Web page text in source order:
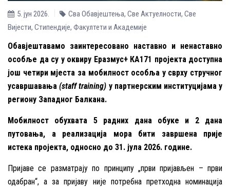
5. јун 2026. Сва Обавјештења, Све Aктуелности, Све
Вијести, Стипендије, Факултети и Академије
Обавјештавамо заинтересовано наставно и ненаставно
особље да су у оквиру Еразмус+ КА171 пројекта доступна
још четири мјеста за мобилност особља у сврху стручног
усавршавања(staff training) у партнерским институцијама у
региону Западног Балкана.
Мобилност обухвата 5 радних дана обуке и 2 дана
путовања, а реализација мора бити завршена прије
истека пројекта, односно до 31. јула 2026. године.
Пријаве се разматрају по принципу „први пријављен – први
одабран“, а за пријаву није потребна претходна номинација